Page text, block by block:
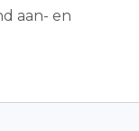
aan- en